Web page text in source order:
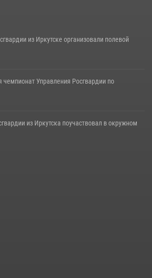
из Иркутске организовали полевой
чемпионат Управления Росгвардии по
из Иркутска поучаствовал в окружном